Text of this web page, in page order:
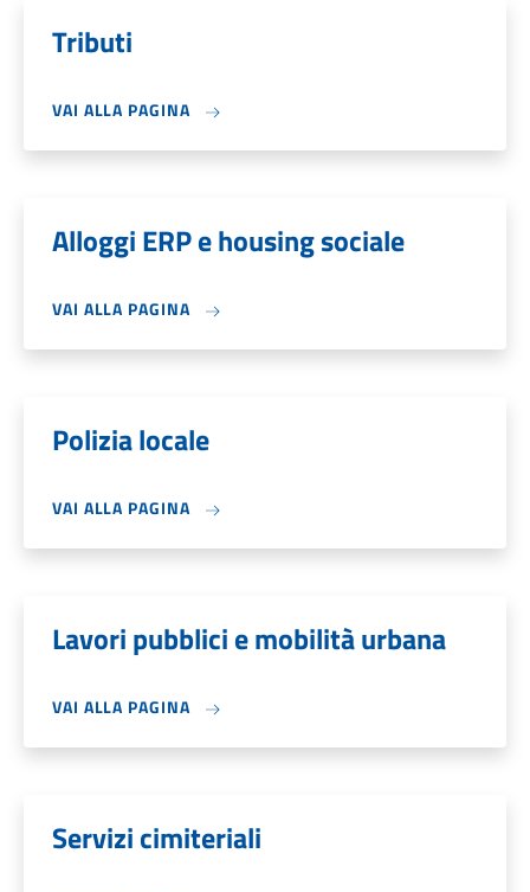
Tributi
VAI ALLA PAGINA
Alloggi ERP e housing sociale
VAI ALLA PAGINA
Polizia locale
VAI ALLA PAGINA
Lavori pubblici e mobilità urbana
VAI ALLA PAGINA
Servizi cimiteriali